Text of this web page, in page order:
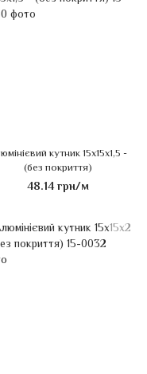
кутник 15х15х1,5 -
(без покриття)
48.14 грн/м